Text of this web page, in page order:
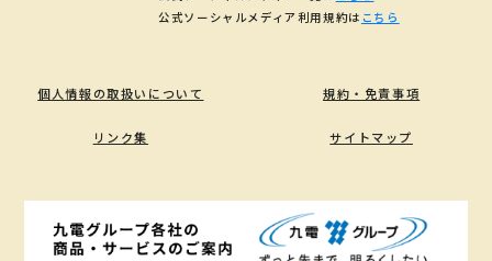
個人情報の取扱いについて 規約・免責事項
リンク集 サイトマップ
公式ソーシャルメディア利用規約は こちら